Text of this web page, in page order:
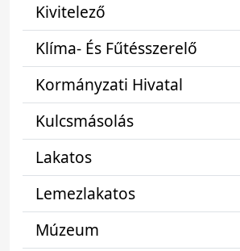
Kivitelező
Klíma- És Fűtésszerelő
Kormányzati Hivatal
Kulcsmásolás
Lakatos
Lemezlakatos
Múzeum